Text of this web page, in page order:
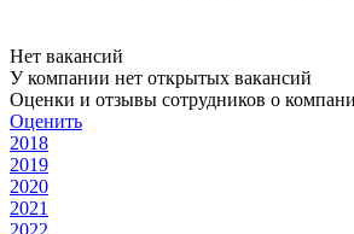
Нет вакансий
У компании нет открытых вакансий
Оценки и отзывы сотрудников о
Оценить
2018
2019
2020
2021
2022